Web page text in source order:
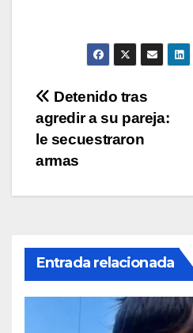
p
b
o
o
k
Li
n
Navegación
de
entradas
Detenido tras
agredir a su pareja:
le secuestraron
armas
Entrada relacionada